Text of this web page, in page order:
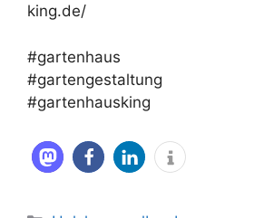
king.de/
#gartenhaus
#gartengestaltung
#gartenhausking